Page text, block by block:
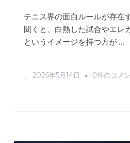
要
因
策
テニス界の面白ルールが存在
聞くと、白熱した試合やエレ
というイメージを持つ方が …
、 2026年5月14日
罰
0件のコメ